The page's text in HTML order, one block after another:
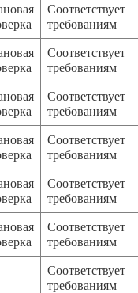
Соответствует
требованиям
Соответствует
требованиям
Соответствует
требованиям
Соответствует
требованиям
Соответствует
требованиям
Соответствует
требованиям
Соответствует
требованиям